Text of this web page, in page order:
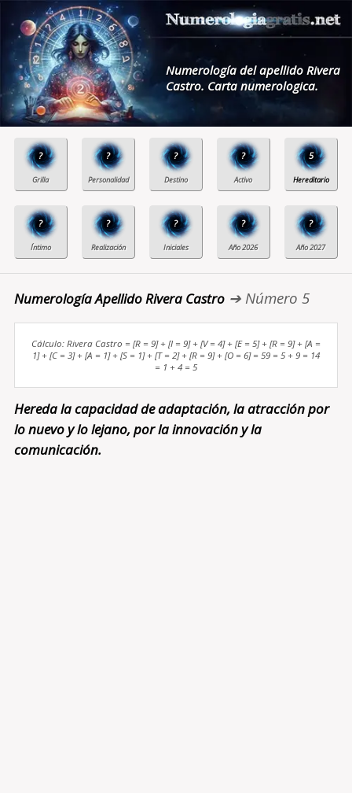
Numerología del apellido Rivera
Castro. Carta numerologica.
? ? ? ? 5
? ? ? ? ?
Numerología Apellido Rivera Castro➔ Número 5
Cálculo: Rivera Castro = [R = 9] + [I = 9] + [V = 4] + [E = 5] + [R = 9] + [A =
1] + [C = 3] + [A = 1] + [S = 1] + [T = 2] + [R = 9] + [O = 6] = 59 = 5 + 9 = 14
= 1 + 4 = 5
Hereda la capacidad de adaptación, la atracción por
lo nuevo y lo lejano, por la innovación y la
comunicación.